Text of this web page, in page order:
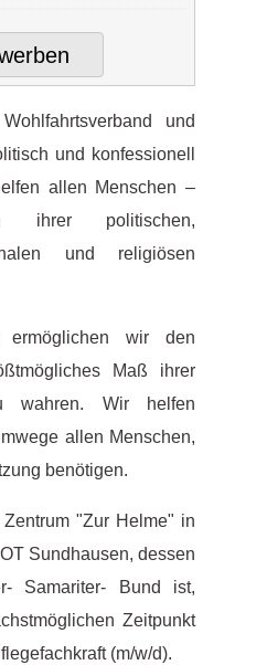
und
und konfessionell
allen Menschen –
ihrer politischen,
und religiösen
wir den
Maß ihrer
wahren. Wir helfen
allen Menschen,
benötigen.
"Zur Helme" in
Sundhausen, dessen
Samariter- Bund ist,
Zeitpunkt
(m/w/d).